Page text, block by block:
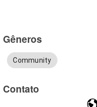
Gêneros
Community
Contato